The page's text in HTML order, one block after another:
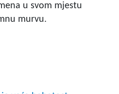
u svom mjestu
murvu.